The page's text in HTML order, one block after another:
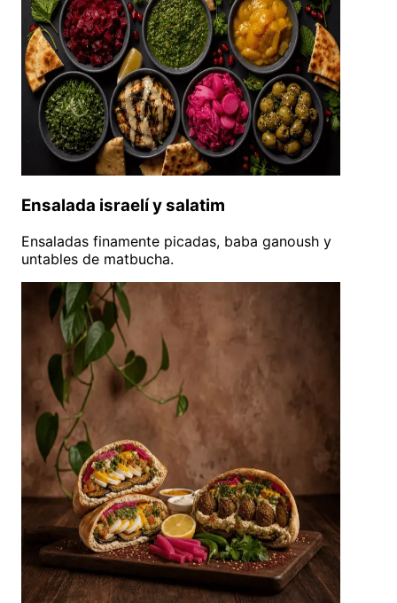
Ensalada israelí y salatim
Ensaladas finamente picadas, baba ganoush y
untables de matbucha.